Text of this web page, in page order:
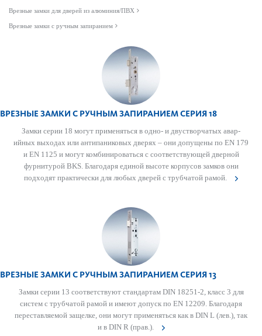
Врезные замки для дверей из алюминия/ПВХ
Врезные замки с ручным запиранием
ВРЕЗНЫЕ ЗАМКИ С РУЧНЫМ ЗАПИРАНИЕМ СЕРИЯ 18
Замки серии 18 могут применяться в одно- и двуст­вор­чатых авар­
ийных выходах или антипани­к­овых дверях – они допущены по EN 179
и EN 1125 и могут комб­инироваться с соотв­е­тствующей дверной
фурнитурой BKS. Благодаря единой высоте корпусов замков они
подходят практически для любых дверей с труб­чатой рамой.
ВРЕЗНЫЕ ЗАМКИ С РУЧНЫМ ЗАПИРАНИЕМ СЕРИЯ 13
Замки серии 13 соотв­е­тствуют стандартам DIN 18251-2, класс 3 для
систем с труб­чатой рамой и имеют допуск по EN 12209. Благодаря
пер­ес­т­авляемой защелке, они могут применяться как в DIN L (лев.), так
и в DIN R (прав.).